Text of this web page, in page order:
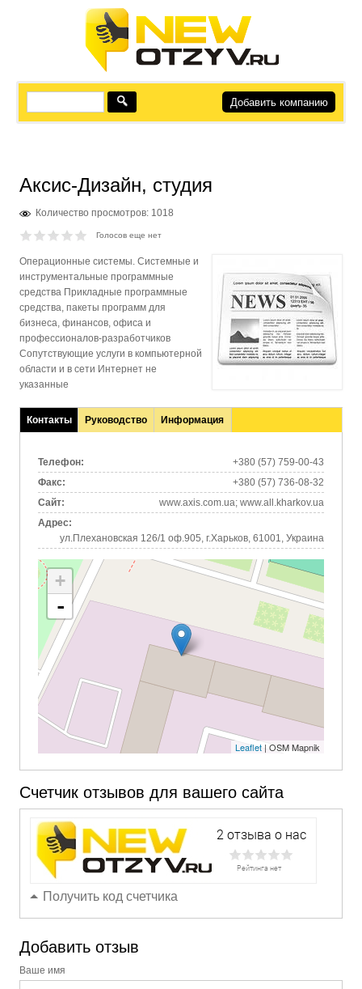
Добавить компанию
Аксис-Дизайн, студия
Количество просмотров: 1018
Голосов еще нет
Операционные системы. Системные и
инструментальные программные
средства Прикладные программные
средства, пакеты программ для
бизнеса, финансов, офиса и
профессионалов-разработчиков
Сопутствующие услуги в компьютерной
области и в сети Интернет не
указанные
Контакты
(активная
Руководство Информация
Телефон:
+380 (57) 759-00-43
Факс:
+380 (57) 736-08-32
Сайт:
www.axis.com.ua; www.all.kharkov.ua
Адрес:
ул.Плехановская 126/1 оф.905, г.Харьков, 61001, Украина
+
-
Leaflet| OSM Mapnik
Счетчик отзывов для вашего сайта
Получить код счетчика
Добавить отзыв
Ваше имя